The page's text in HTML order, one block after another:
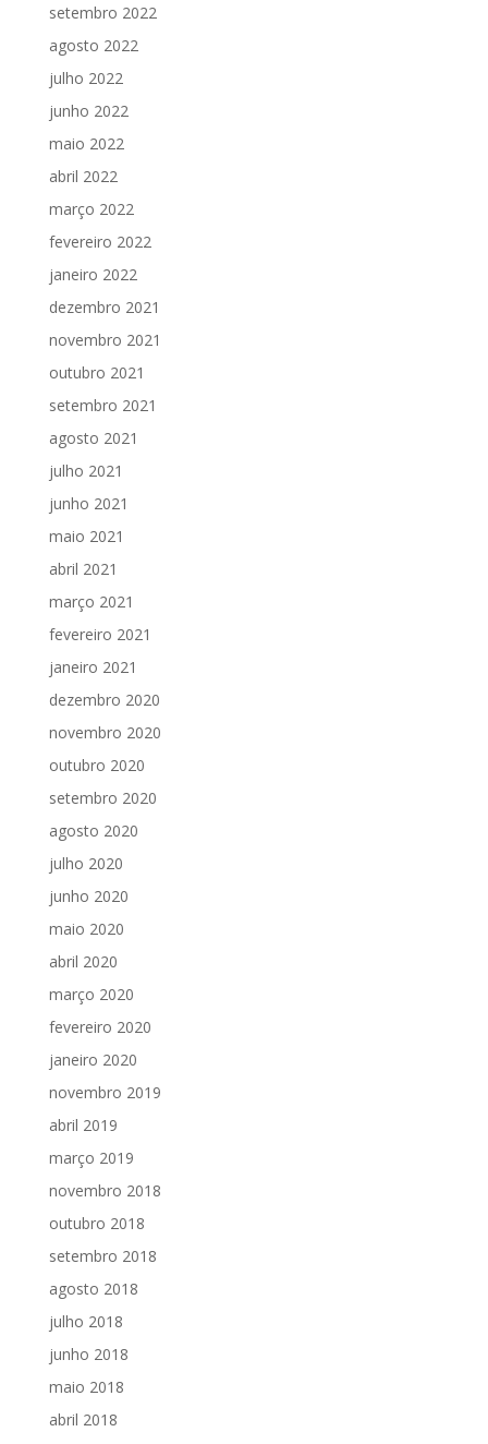
setembro 2022
agosto 2022
julho 2022
junho 2022
maio 2022
abril 2022
março 2022
fevereiro 2022
janeiro 2022
dezembro 2021
novembro 2021
outubro 2021
setembro 2021
agosto 2021
julho 2021
junho 2021
maio 2021
abril 2021
março 2021
fevereiro 2021
janeiro 2021
dezembro 2020
novembro 2020
outubro 2020
setembro 2020
agosto 2020
julho 2020
junho 2020
maio 2020
abril 2020
março 2020
fevereiro 2020
janeiro 2020
novembro 2019
abril 2019
março 2019
novembro 2018
outubro 2018
setembro 2018
agosto 2018
julho 2018
junho 2018
maio 2018
abril 2018